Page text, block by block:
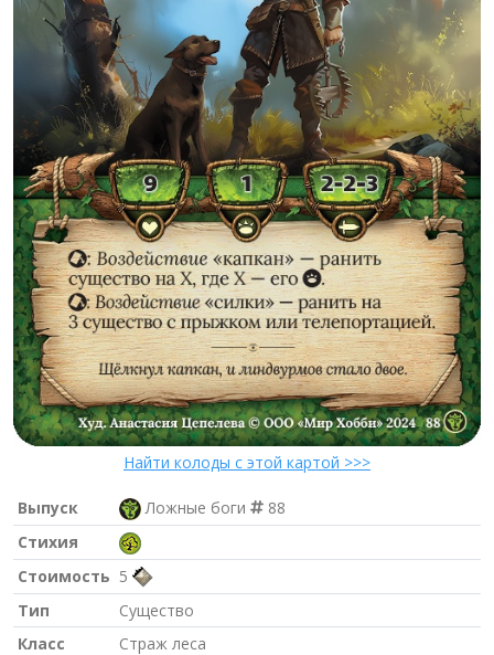
Найти колоды с этой картой >>>
Выпуск Ложные боги
88
Стихия
Стоимость 5
Тип
Существо
Класс
Страж леса